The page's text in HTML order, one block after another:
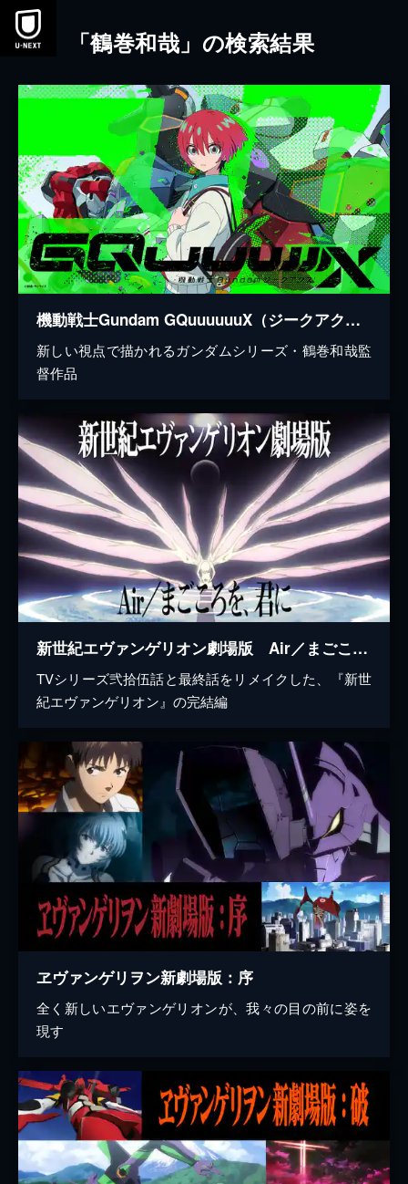
本文へスキップ
「鶴巻和哉」の検索結果
機動戦士Gundam GQuuuuuuX（ジークアクス）
新しい視点で描かれるガンダムシリーズ・鶴巻和哉監
督作品
新世紀エヴァンゲリオン劇場版 Air／まごころを、君に
TVシリーズ弐拾伍話と最終話をリメイクした、『新世
紀エヴァンゲリオン』の完結編
ヱヴァンゲリヲン新劇場版：序
全く新しいエヴァンゲリオンが、我々の目の前に姿を
現す